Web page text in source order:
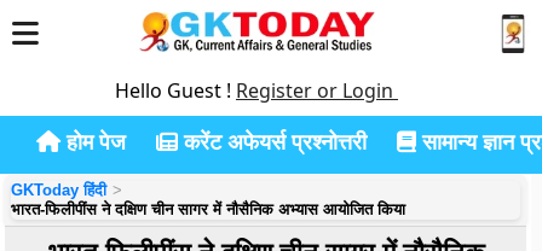
Hello Guest ! Register or Login
होम पेज करेंट अफेयर्स प्रश्नोत्तरी सामान्य ज्ञान
GKToday हिंदी
भारत-फिलीपींस ने दक्षिण चीन सागर में नौसैनिक अभ्यास आयोजित किया